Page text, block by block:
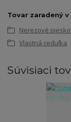
Tovar zaradený
Nerezové
Vlastná ceduľka
Súvisiaci